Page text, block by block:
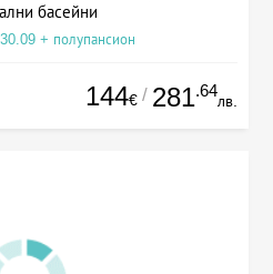
басейни
+ полупансион
144€ / 281.64
лв.